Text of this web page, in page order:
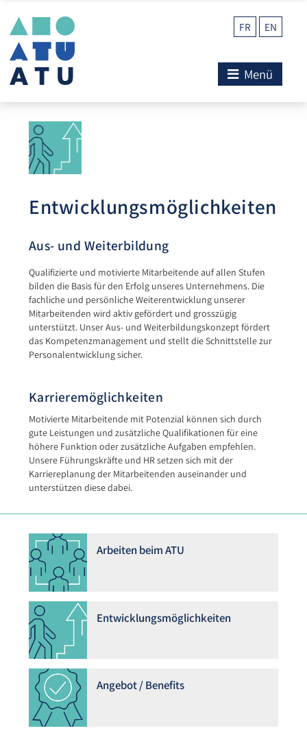
FR EN
Menü
Entwicklungsmöglichkeiten
Aus- und Weiterbildung
Qualifizierte und motivierte Mitarbeitende auf allen Stufen
bilden die Basis für den Erfolg unseres Unternehmens. Die
fachliche und persönliche Weiterentwicklung unserer
Mitarbeitenden wird aktiv gefördert und grosszügig
unterstützt. Unser Aus- und Weiterbildungskonzept fördert
das Kompetenzmanagement und stellt die Schnittstelle zur
Personalentwicklung sicher.
Karrieremöglichkeiten
Motivierte Mitarbeitende mit Potenzial können sich durch
gute Leistungen und zusätzliche Qualifikationen für eine
höhere Funktion oder zusätzliche Aufgaben empfehlen.
Unsere Führungskräfte und HR setzen sich mit der
Karriereplanung der Mitarbeitenden auseinander und
unterstützen diese dabei.
Arbeiten beim ATU
Entwicklungsmöglichkeiten
Angebot / Benefits